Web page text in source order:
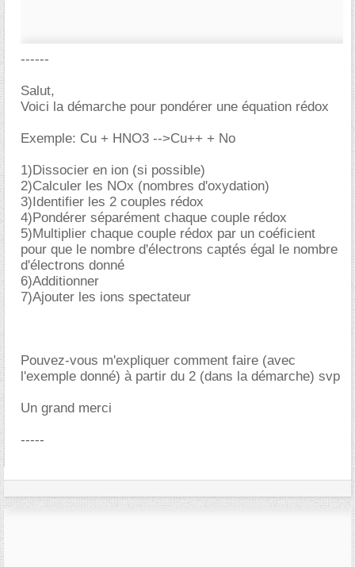
------
Salut,
Voici la démarche pour pondérer une équation rédox
Exemple: Cu + HNO3 -->Cu++ + No
1)Dissocier en ion (si possible)
2)Calculer les NOx (nombres d'oxydation)
3)Identifier les 2 couples rédox
4)Pondérer séparément chaque couple rédox
5)Multiplier chaque couple rédox par un coéficient
pour que le nombre d'électrons captés égal le nombre
d'électrons donné
6)Additionner
7)Ajouter les ions spectateur
Pouvez-vous m'expliquer comment faire (avec
l'exemple donné) à partir du 2 (dans la démarche) svp
Un grand merci
-----